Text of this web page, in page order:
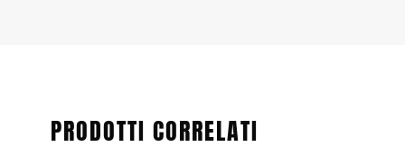
PRODOTTI CORRELATI